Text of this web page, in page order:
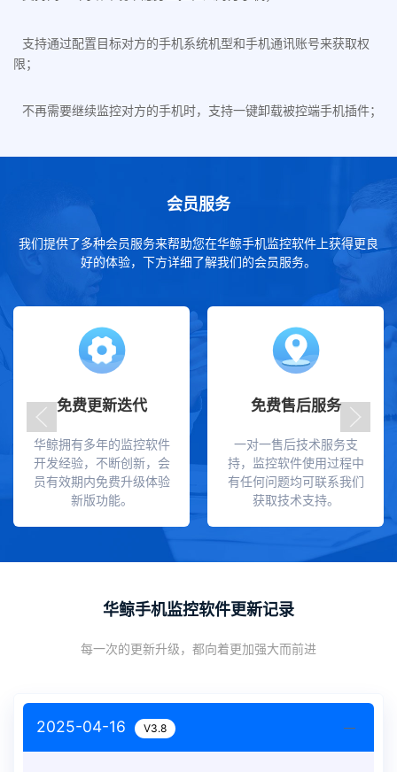
支持通过配置目标对方的手机系统机型和手机通讯账号来获取权
限；
不再需要继续监控对方的手机时，支持一键卸载被控端手机插件；
会员服务
我们提供了多种会员服务来帮助您在华鲸手机监控软件上获得更良
好的体验，下方详细了解我们的会员服务。
免费更新迭代
华鲸拥有多年的监控软件
开发经验，不断创新，会
员有效期内免费升级体验
新版功能。
免费售后服务
一对一售后技术服务支
持，监控软件使用过程中
有任何问题均可联系我们
获取技术支持。
华鲸手机监控软件更新记录
每一次的更新升级，都向着更加强大而前进
2025-04-16 V3.8